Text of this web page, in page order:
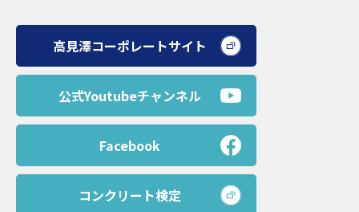
高見澤コーポレートサイト
公式Youtubeチャンネル
Facebook
コンクリート検定